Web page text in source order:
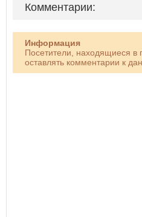
Комментарии:
Информация
Посетители, находящиеся в
оставлять комментарии к